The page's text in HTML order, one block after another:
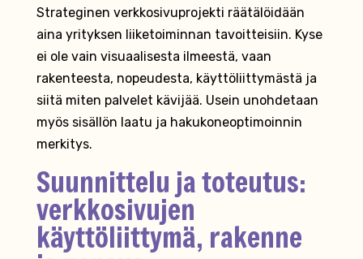
Strateginen verkkosivuprojekti räätälöidään
aina yrityksen liiketoiminnan tavoitteisiin. Kyse
ei ole vain visuaalisesta ilmeestä, vaan
rakenteesta, nopeudesta, käyttöliittymästä ja
siitä miten palvelet kävijää. Usein unohdetaan
myös sisällön laatu ja hakukoneoptimoinnin
merkitys.
Suunnittelu ja toteutus:
verkkosivujen
käyttöliittymä, rakenne